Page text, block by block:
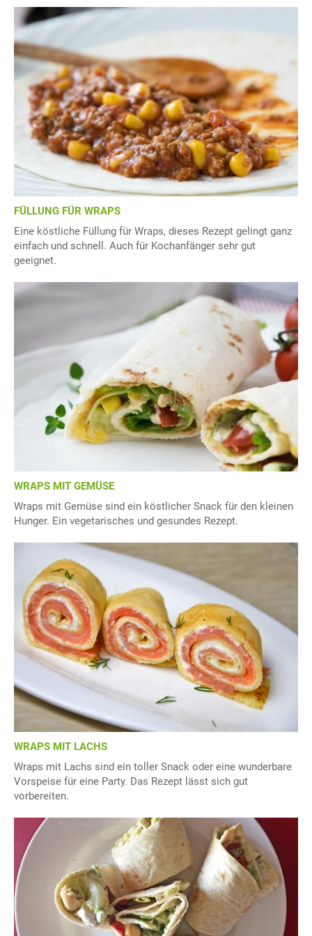
FÜLLUNG FÜR WRAPS
Eine köstliche Füllung für Wraps, dieses Rezept gelingt ganz
einfach und schnell. Auch für Kochanfänger sehr gut
geeignet.
WRAPS MIT GEMÜSE
Wraps mit Gemüse sind ein köstlicher Snack für den kleinen
Hunger. Ein vegetarisches und gesundes Rezept.
WRAPS MIT LACHS
Wraps mit Lachs sind ein toller Snack oder eine wunderbare
Vorspeise für eine Party. Das Rezept lässt sich gut
vorbereiten.